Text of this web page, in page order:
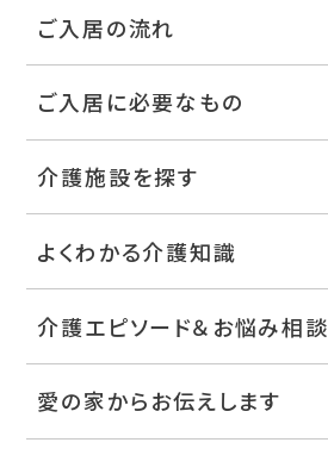
ご入居の流れ
ご入居に必要なもの
介護施設を探す
よくわかる介護知識
介護エピソード＆お悩み相談
愛の家からお伝えします